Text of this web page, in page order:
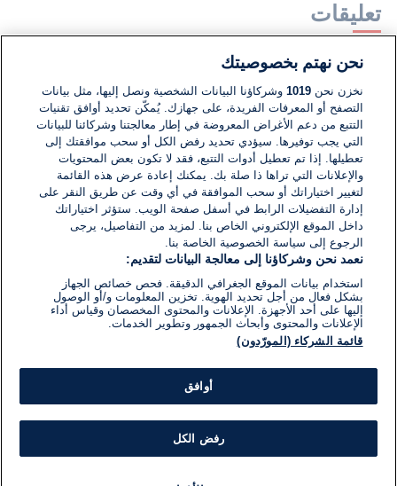
تعليقات
لا توجد تعليقات مكتوبة حتى الآن. كن الأول!
اكتب تعليقًا جديدًا ...
نحن نهتم بخصوصيتك
نخزن نحن1019 وشركاؤنا البيانات الشخصية ونصل إليها، مثل بيانات
التصفح أو المعرفات الفريدة، على جهازك. يُمكّن تحديد أوافق تقنيات
التتبع من دعم الأغراض المعروضة في إطار معالجتنا وشركائنا للبيانات
التي يجب توفيرها. سيؤدي تحديد رفض الكل أو سحب موافقتك إلى
تعطيلها. إذا تم تعطيل أدوات التتبع، فقد لا تكون بعض المحتويات
والإعلانات التي تراها ذا صلة بك. يمكنك إعادة عرض هذه القائمة
لتغيير اختياراتك أو سحب الموافقة في أي وقت عن طريق النقر على
إدارة التفضيلات الرابط في أسفل صفحة الويب. ستؤثر اختياراتك
داخل الموقع الإلكتروني الخاص بنا. لمزيد من التفاصيل، يرجى
الرجوع إلى سياسة الخصوصية الخاصة بنا.
نعمد نحن وشركاؤنا إلى معالجة البيانات لتقديم:
استخدام بيانات الموقع الجغرافي الدقيقة. فحص خصائص الجهاز
بشكل فعال من أجل تحديد الهوية. تخزين المعلومات و/أو الوصول
إليها على أحد الأجهزة. الإعلانات والمحتوى المخصصان وقياس أداء
الإعلانات والمحتوى وأبحاث الجمهور وتطوير الخدمات.
قائمة الشركاء (المورّدون)
أوافق
رفض الكل